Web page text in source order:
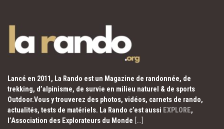
Lancé en 2011, La Rando est un Magazine de randonnée, de
trekking, d’alpinisme, de survie en milieu naturel & de sports
Outdoor.Vous y trouverez des photos, vidéos, carnets de rando,
actualités, tests de matériels. La Rando c’est aussi EXPLORE,
l’Association des Explorateurs du Monde […]